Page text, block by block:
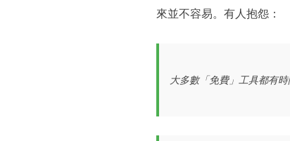
來並不容易。有人抱怨：
大多數「免費」工具都有